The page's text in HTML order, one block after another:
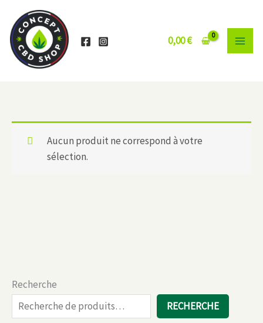
contenu
0,00€
Recherche
RECHERCHE
Aucun produit ne correspond à votre
sélection.